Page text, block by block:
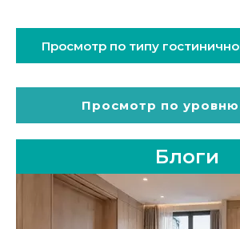
Просмотр по типу
Просмотр по уровню
Блоги